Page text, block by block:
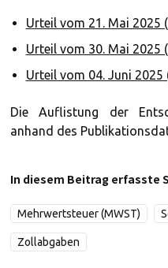
Urteil vom 21. Mai 2025
Urteil vom 30. Mai 2025
Urteil vom 04. Juni 2025
Die Auflistung der
anhand des
In diesem Beitrag erfasste
Mehrwertsteuer (MWST)
Zollabgaben